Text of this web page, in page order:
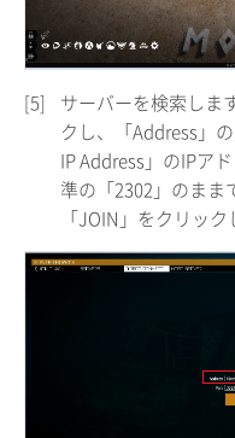
[5]
サーバーを検索しま
クし、「Address」
IP Address」のIPア
準の「2302」のまま
「JOIN」をクリック